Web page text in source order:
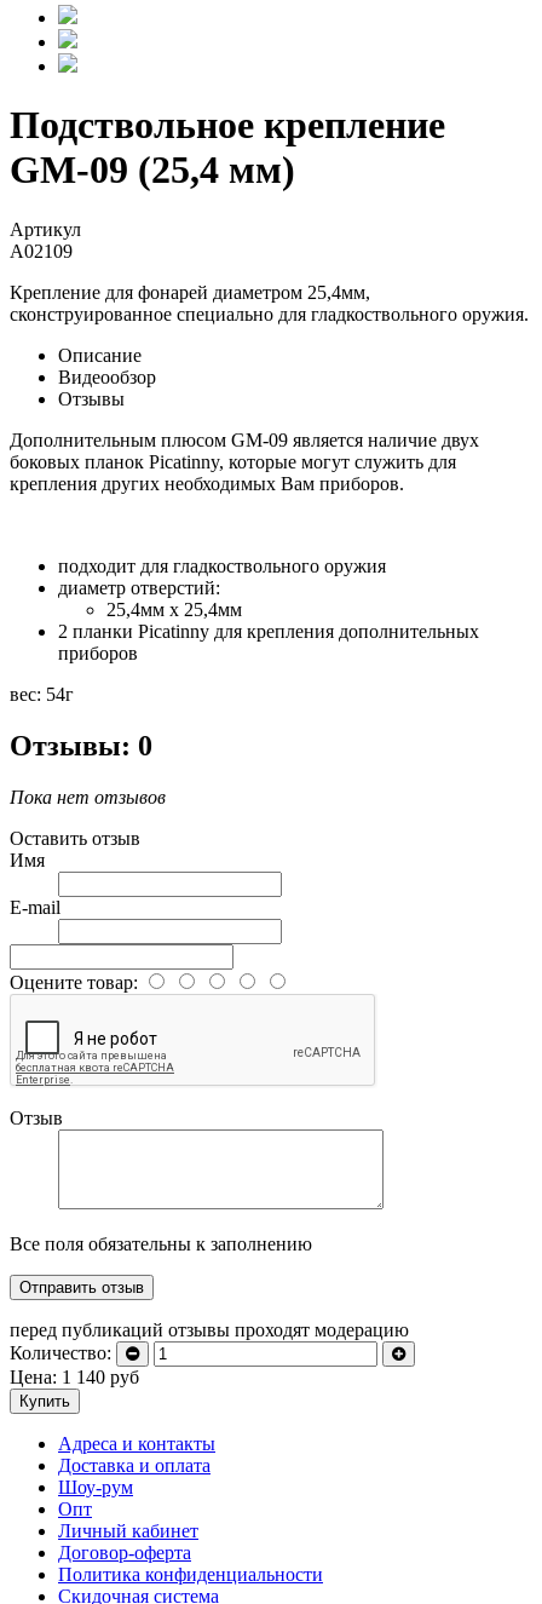
Подствольное крепление
GM-09 (25,4 мм)
Артикул
A02109
Крепление для фонарей диаметром 25,4мм,
сконструированное специально для гладкоствольного оружия.
Описание
Видеообзор
Отзывы
Дополнительным плюсом GM-09 является наличие двух
боковых планок Piсatinny, которые могут служить для
крепления других необходимых Вам приборов.
подходит для гладкоствольного оружия
диаметр отверстий:
25,4мм х 25,4мм
2 планки Piсatinny для крепления дополнительных
приборов
вес: 54г
Отзывы: 0
Пока нет отзывов
Оставить отзыв
Имя
E-mail
Оцените товар:
Отзыв
Все поля обязательны к заполнению
перед публикаций отзывы проходят модерацию
Количество:
Цена: 1 140 руб
Купить
Адреса и контакты
Доставка и оплата
Шоу-рум
Опт
Личный кабинет
Договор-оферта
Политика конфиденциальности
Скидочная система